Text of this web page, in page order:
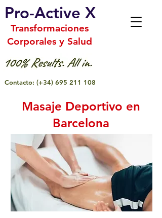
Pro-Active X
Contacto: (+34) 695 211 108
Transformaciones
Corporales y Salud
Masaje Deportivo en
Barcelona